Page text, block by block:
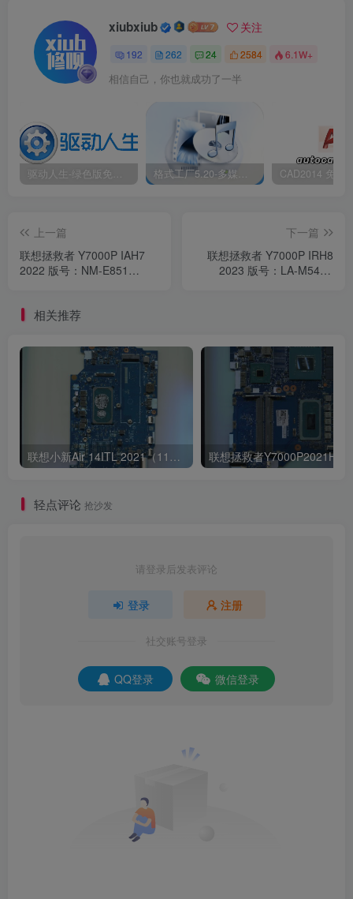
xiubxiub 关注
192 262 24 2584 6.1W+
相信自己，你也就成功了一半
驱动人生-绿色版免安装|一键运行exe 格式工厂5.20-多媒体格式转换工具|免安装绿色版
上一篇
联想拯救者 Y7000P IAH7
2022 版号：NM-E851
下一篇
联想拯救者 Y7000P IRH8
2023 版号：LA-M542P
相关推荐
联想小新Air 14ITL 2021（11代i5 集显）版号：LA-K321P Rev:1B
轻点评论 抢沙发
请登录后发表评论
登录 注册
社交账号登录
QQ登录 微信登录